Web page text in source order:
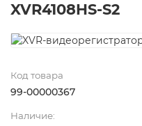
XVR4108HS-S2
Код товара
99-00000367
Наличие: